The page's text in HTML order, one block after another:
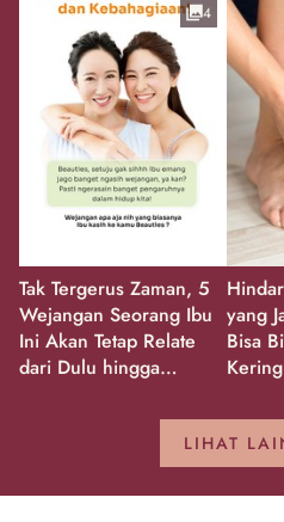
Tak Tergerus Zaman, 5
Wejangan Seorang Ibu
Ini Akan Tetap Relate
dari Dulu hingga
4
yang
Bisa
LIHAT